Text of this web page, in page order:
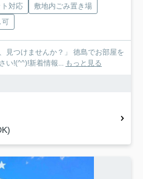
対応
敷地内ごみ置き場
可
見つけませんか？」 徳島でお部屋を
い!(^^)!新着情報... もっと見る